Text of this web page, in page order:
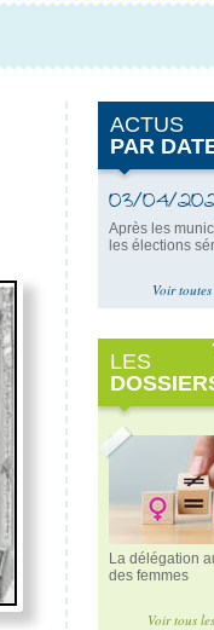
ACTUS
PAR
03/04/
Après les
les élections
Voir
LES
La délégation
des femmes
Voir tous